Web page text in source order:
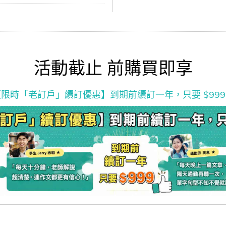
活動截止 前購買即享
時「老訂戶」續訂優惠】到期前續訂一年，只要